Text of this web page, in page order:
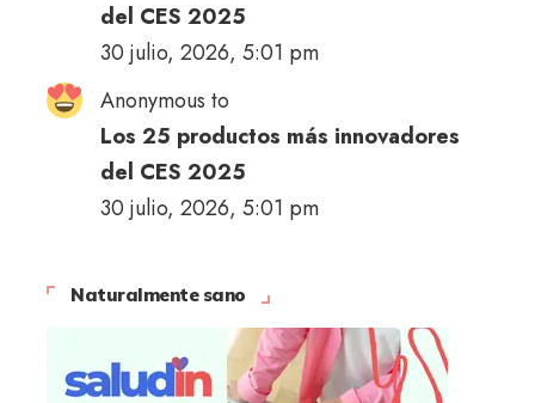
del CES 2025
30 julio, 2026, 5:01 pm
Anonymous to
Los 25 productos más innovadores
del CES 2025
30 julio, 2026, 5:01 pm
Naturalmente sano